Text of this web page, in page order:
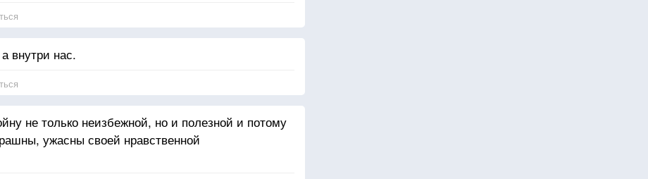
внутри нас.
не только неизбежной, но и полезной и потому
ужасны своей нравственной